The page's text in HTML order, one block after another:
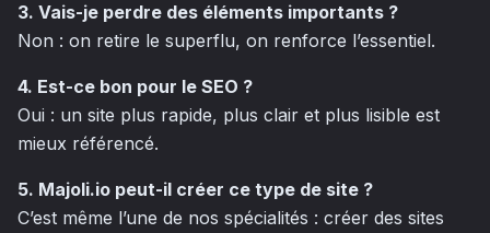
3. Vais-je perdre des éléments importants ?
Non : on retire le superflu, on renforce l’essentiel.
4. Est-ce bon pour le SEO ?
Oui : un site plus rapide, plus clair et plus lisible est
mieux référencé.
5. Majoli.io peut-il créer ce type de site ?
C’est même l’une de nos spécialités : créer des sites